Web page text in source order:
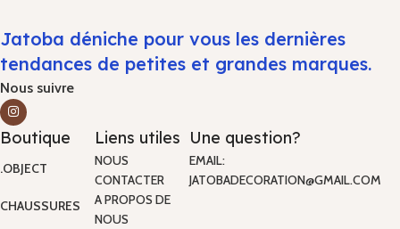
Jatoba déniche pour vous les dernières
tendances de petites et grandes marques.
Nous suivre
Boutique
.OBJECT
CHAUSSURES
Liens utiles
NOUS
CONTACTER
A PROPOS DE
NOUS
Une question?
EMAIL:
JATOBADECORATION@GMAIL.COM